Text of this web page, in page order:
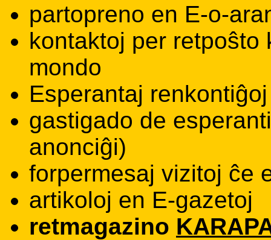
partopreno en E-o-
kontaktoj per retpoŝto
mondo
Esperantaj renkontiĝoj
gastigado de
anonciĝi)
forpermesaj vizitoj ĉe
artikoloj en E-gazetoj
retmagazino